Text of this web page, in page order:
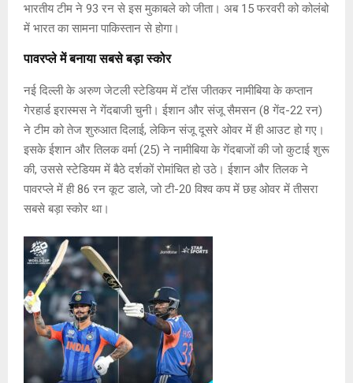
भारतीय टीम ने 93 रन से इस मुकाबले को जीता। अब 15 फरवरी को कोलंबो
में भारत का सामना पाकिस्तान से होगा।
पावरप्ले में बनाया सबसे बड़ा स्कोर
नई दिल्ली के अरुण जेटली स्टेडियम में टॉस जीतकर नामीबिया के कप्तान
गेरहार्ड इरास्मस ने गेंदबाजी चुनी। ईशान और संजू सैमसन (8 गेंद-22 रन)
ने टीम को तेज शुरुआत दिलाई, लेकिन संजू दूसरे ओवर में ही आउट हो गए।
इसके ईशान और तिलक वर्मा (25) ने नामीबिया के गेंदबाजों की जो कुटाई शुरू
की, उससे स्टेडियम में बैठे दर्शकों रोमांचित हो उठे। ईशान और तिलक ने
पावरप्ले में ही 86 रन कूट डाले, जो टी-20 विश्व कप में छह ओवर में तीसरा
सबसे बड़ा स्कोर था।